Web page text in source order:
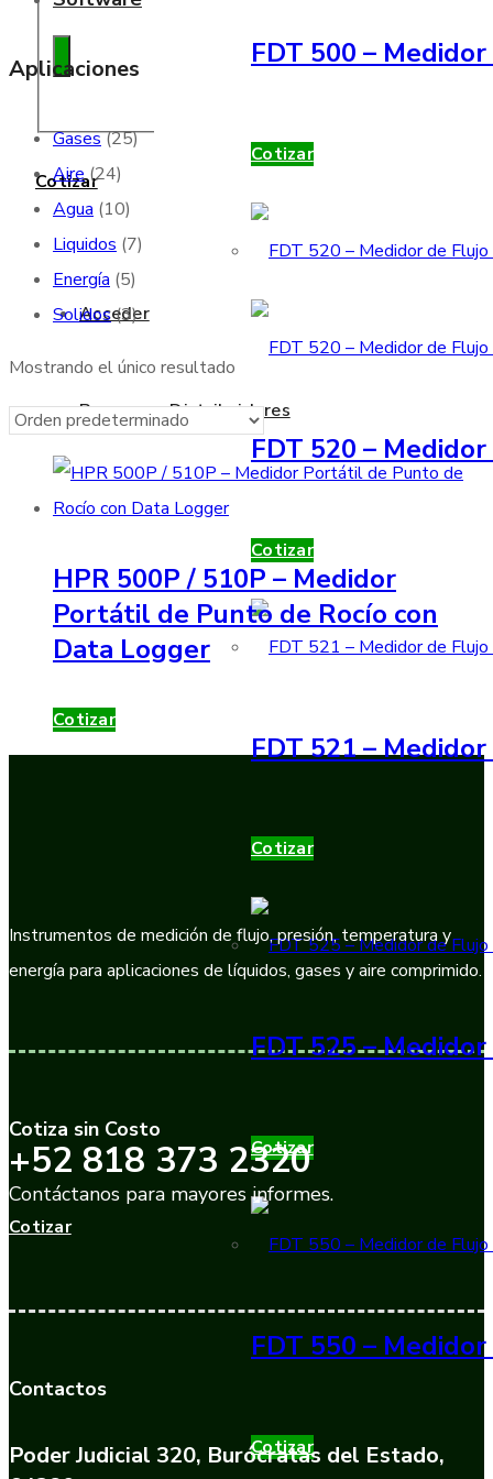
Cotizar
Acceder
Buscamos Distribuidores
FDT 500 –
Cotizar
FDT 520 –
Cotizar
FDT 521 –
Cotizar
FDT 525 –
Cotizar
FDT 550 –
Cotizar
Aplicaciones
Gases(25)
Aire(24)
Agua (10)
Liquidos (7)
Energía (5)
Solidos(3)
Mostrando el único resultado
HPR 500P / 510P – Medidor
Portátil de Punto de Rocío con
Data Logger
Cotizar
Instrumentos de medición de flujo, presión, temperatura y
energía para aplicaciones de líquidos, gases y aire comprimido.
Cotiza sin Costo
+52 818 373 2320
Contáctanos para mayores informes.
Cotizar
Contactos
Poder Judicial 320, Burócratas del Estado,